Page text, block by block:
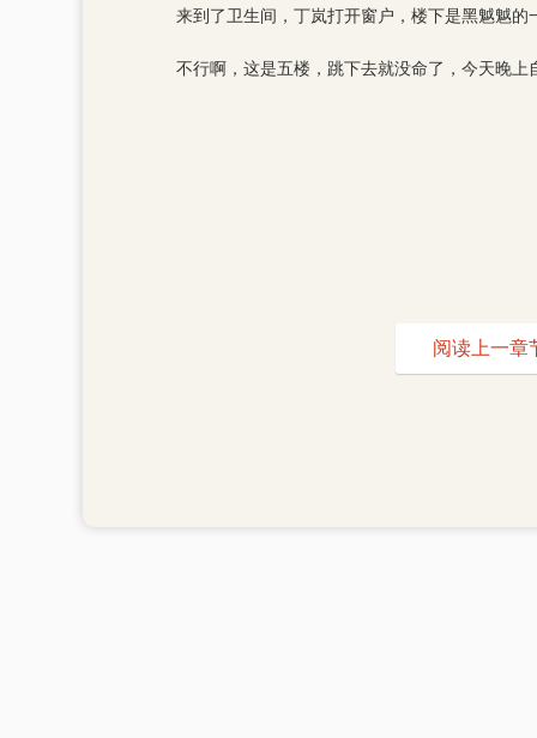
来到了卫生间，丁岚打开窗户，楼下是黑魆魆的
不行啊，这是五楼，跳下去就没命了，今天晚
阅读上一章